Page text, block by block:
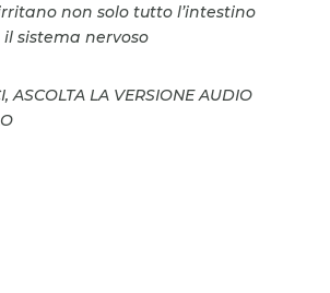
non solo tutto l’intestino
sistema nervoso
ASCOLTA LA VERSIONE AUDIO